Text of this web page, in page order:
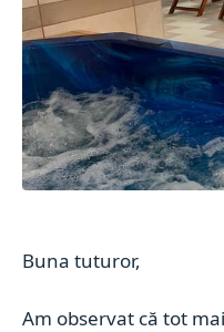
Buna tuturor,
Am observat că tot